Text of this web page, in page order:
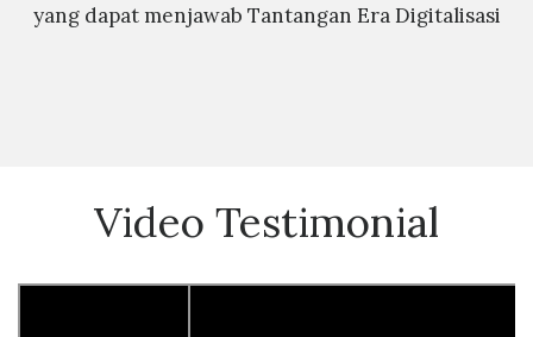
yang dapat menjawab Tantangan Era Digitalisasi
Video Testimonial